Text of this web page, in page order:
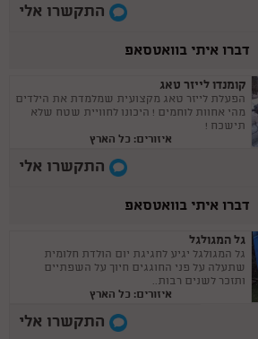
התקשרו אלי
דברו איתי בוואטסאפ
קומנדו לייזר טאג
הפעלת לייזר טאג מקצועית שמלמדת את הילדים
מהי אחוות לוחמים ! היכונו לחוויית שטח שלא
תישכח !
איזורים: כל הארץ
התקשרו אלי
דברו איתי בוואטסאפ
גל המגולגל
גל המגולגל יגיע לחגיגת יום הולדת חלומית
שתעלה על פני החוגגים חיוך על השפתיים
ותזכר לשנים רבות..
איזורים: כל הארץ
התקשרו אלי